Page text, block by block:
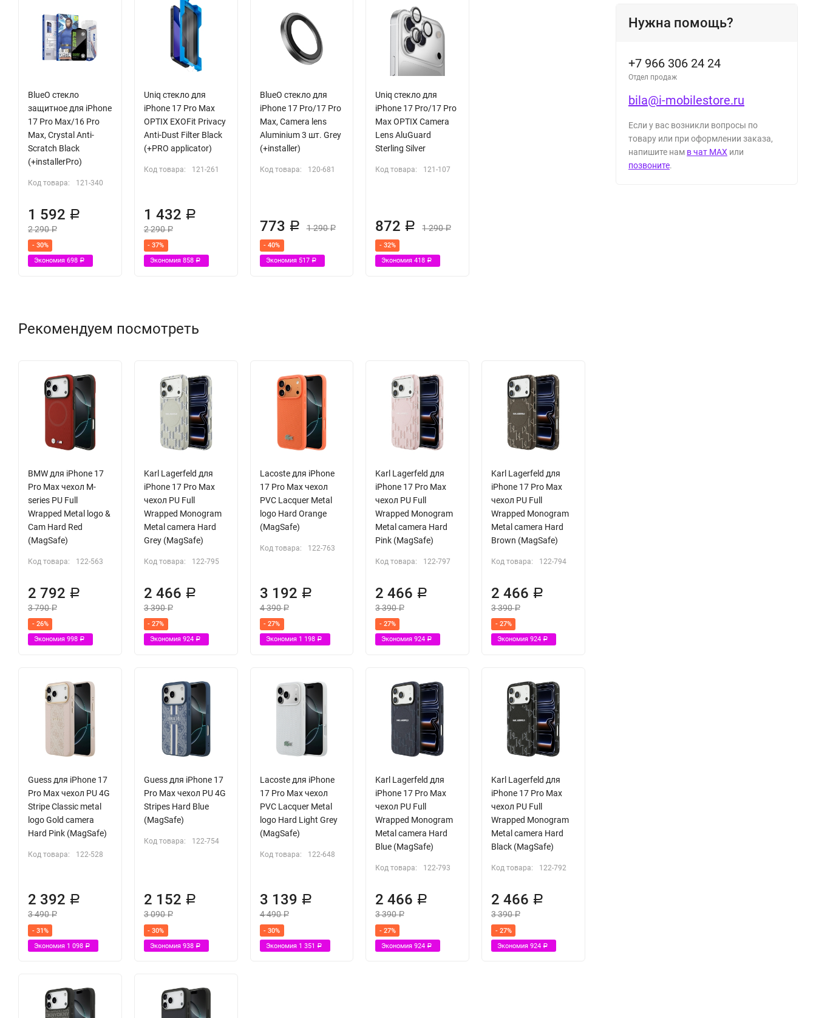
BlueO стекло
защитное для iPhone
17 Pro Max/16 Pro
Max, Crystal Anti-
Scratch Black
(+installerPro)
Код товара: 121-340
1 592 Р
2 290Р
- 30%
Экономия 698 Р
Uniq стекло для
iPhone 17 Pro Max
OPTIX EXOFit Privacy
Anti-Dust Filter Black
(+PRO applicator)
Код товара: 121-261
1 432 Р
2 290Р
- 37%
Экономия 858 Р
BlueO стекло для
iPhone 17 Pro/17 Pro
Max, Camera lens
Aluminium 3 шт. Grey
(+installer)
Код товара: 120-681
773 Р 1 290Р
- 40%
Экономия 517 Р
Uniq стекло для
iPhone 17 Pro/17 Pro
Max OPTIX Camera
Lens AluGuard
Sterling Silver
Код товара: 121-107
872 Р 1 290Р
- 32%
Экономия418Р
Рекомендуем посмотреть
BMW для iPhone 17
Pro Max чехол M-
series PU Full
Wrapped Metal logo &
Cam Hard Red
(MagSafe)
Код товара: 122-563
2 792 Р
3 790Р
- 26%
Экономия 998 Р
Karl Lagerfeld для
iPhone 17 Pro Max
чехол PU Full
Wrapped Monogram
Metal camera Hard
Grey (MagSafe)
Код товара: 122-795
2 466 Р
3 390Р
- 27%
Экономия 924 Р
Lacoste для iPhone
17 Pro Max чехол
PVC Lacquer Metal
logo Hard Orange
(MagSafe)
Код товара: 122-763
3 192 Р
4 390Р
- 27%
Экономия 1 198 Р
Karl Lagerfeld для
iPhone 17 Pro Max
чехол PU Full
Wrapped Monogram
Metal camera Hard
Pink (MagSafe)
Код товара: 122-797
2 466 Р
3 390Р
- 27%
Экономия924Р
Karl Lagerfeld для
iPhone 17 Pro Max
чехол PU Full
Wrapped Monogram
Metal camera Hard
Brown (MagSafe)
Код товара: 122-794
2 466 Р
3 390Р
- 27%
Экономия924Р
Guess для iPhone 17
Pro Max чехол PU 4G
Stripe Classic metal
logo Gold camera
Hard Pink (MagSafe)
Код товара: 122-528
2 392 Р
3 490Р
- 31%
Экономия 1 098 Р
Guess для iPhone 17
Pro Max чехол PU 4G
Stripes Hard Blue
(MagSafe)
Код товара: 122-754
2 152 Р
3 090Р
- 30%
Экономия 938 Р
Lacoste для iPhone
17 Pro Max чехол
PVC Lacquer Metal
logo Hard Light Grey
(MagSafe)
Код товара: 122-648
3 139 Р
4 490Р
- 30%
Экономия 1 351 Р
Karl Lagerfeld для
iPhone 17 Pro Max
чехол PU Full
Wrapped Monogram
Metal camera Hard
Blue (MagSafe)
Код товара: 122-793
2 466 Р
3 390Р
- 27%
Экономия924Р
Karl Lagerfeld для
iPhone 17 Pro Max
чехол PU Full
Wrapped Monogram
Metal camera Hard
Black (MagSafe)
Код товара: 122-792
2 466 Р
3 390Р
- 27%
Экономия924Р
Нужна помощь?
+7 966 306 24 24
Отдел продаж
bila@i-mobilestore.ru
Если у вас возникли вопросы по
товару или при оформлении заказа,
напишите нам в чат MAX или
позвоните.